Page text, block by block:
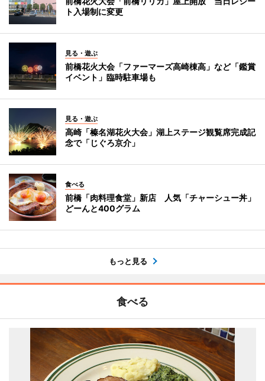
ト入場制に変更
見る・遊ぶ
前橋花火大会「ファーマーズ高崎棟高」など「鑑賞
イベント」臨時駐車場も
見る・遊ぶ
高崎「榛名湖花火大会」湖上ステージ観覧席完成記
念で「じぐろ京介」
食べる
前橋「肉料理食堂」新店 人気「チャーシュー丼」
どーんと400グラム
もっと見る
食べる